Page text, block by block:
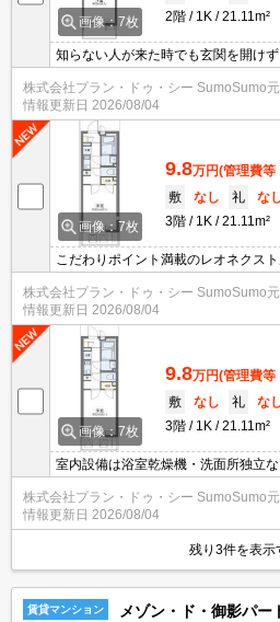
画像：7枚
2階
1K 21.11m²
知らない人が来た時でも玄関を開け
豊富なので、衣類や履き物の整理が
浴室乾燥機・洗面化粧台など充実し
TV受信用の設備が整ってあり、加入
めます。
株式会社プラン・ドゥ・シー SumoSumo
情報更新日 2026/08/04
画像：7枚
9.8万円(管理費等
敷
なし 礼
な
3階
1K 21.11m²
こだわりポイント満載のレオネクス
ニター越しに来訪者を確認して、イ
話することができます。駐輪場付き
株式会社プラン・ドゥ・シー SumoSumo
情報更新日 2026/08/04
画像：7枚
9.8万円(管理費等
敷
なし 礼
な
3階
1K 21.11m²
室内設備は浴室乾燥機・洗面所独立
けずに顔を確認できるTVインターホ
ューズボックス・クロゼットなど豊
株式会社プラン・ドゥ・シー SumoSumo
情報更新日 2026/08/04
残り3件を表示
賃貸マンション メゾン・ド・御影パ